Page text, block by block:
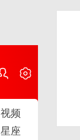
视频
星座